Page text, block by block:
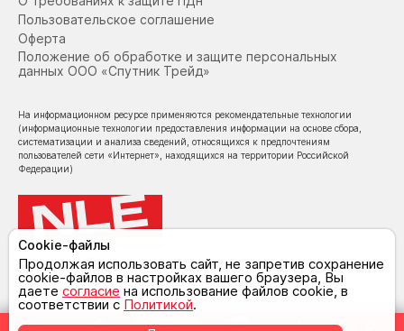
Пользовательское соглашение
Оферта
Положение об обработке и защите персональных
данных ООО «Спутник Трейд»
© NoLimit Electronics 2026
На информационном ресурсе применяются рекомендательные технологии
(информационные технологии предоставления информации на основе сбора,
систематизации и анализа сведений, относящихся к предпочтениям
пользователей сети «Интернет», находящихся на территории Российской
Федерации)
Cookie-файлы
Продолжая использовать сайт, не запретив сохранение
cookie-файлов в настройках вашего браузера, Вы
даете согласие на использование файлов cookie, в
соответствии с Политикой.